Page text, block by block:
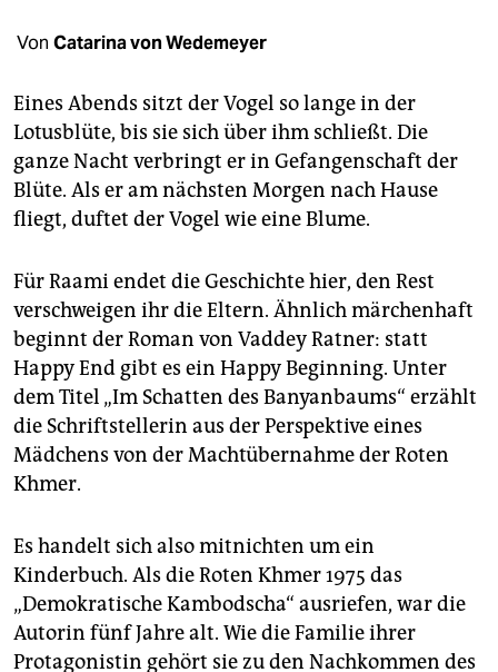
fragen & hilfe
unterstützen
abo
genossenschaft
epaper login
Von Catarina von Wedemeyer
Eines Abends sitzt der Vogel so lange in der
Lotusblüte, bis sie sich über ihm schließt. Die
ganze Nacht verbringt er in Gefangenschaft der
Blüte. Als er am nächsten Morgen nach Hause
fliegt, duftet der Vogel wie eine Blume.
Für Raami endet die Geschichte hier, den Rest
verschweigen ihr die Eltern. Ähnlich märchenhaft
beginnt der Roman von Vaddey Ratner: statt
Happy End gibt es ein Happy Beginning. Unter
dem Titel „Im Schatten des Banyanbaums“ erzählt
die Schriftstellerin aus der Perspektive eines
Mädchens von der Machtübernahme der Roten
Khmer.
Es handelt sich also mitnichten um ein
Kinderbuch. Als die Roten Khmer 1975 das
„Demokratische Kambodscha“ ausriefen, war die
Autorin fünf Jahre alt. Wie die Familie ihrer
Protagonistin gehört sie zu den Nachkommen des